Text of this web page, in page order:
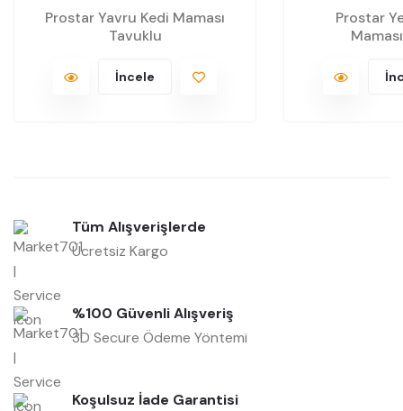
Prostar Yavru Kedi Maması
Tavuklu
İncele
Prostar
Tüm Alışverişlerde
Ücretsiz Kargo
%100 Güvenli Alışveriş
3D Secure Ödeme Yöntemi
Koşulsuz İade Garantisi